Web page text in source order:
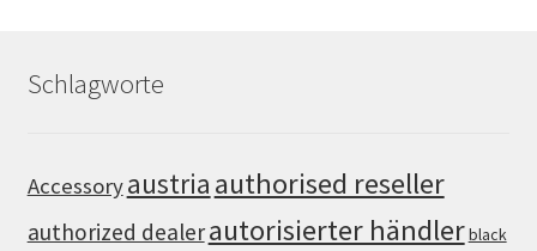
Schlagworte
Accessoryaustria authorised reseller
authorized dealerautorisierter händlerblack